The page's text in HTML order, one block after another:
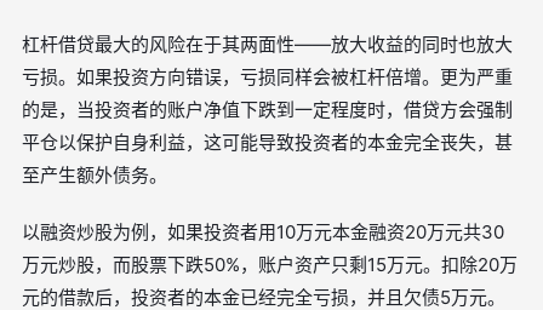
杠杆借贷最大的风险在于其两面性——放大收益的同时也放大
亏损。如果投资方向错误，亏损同样会被杠杆倍增。更为严重
的是，当投资者的账户净值下跌到一定程度时，借贷方会强制
平仓以保护自身利益，这可能导致投资者的本金完全丧失，甚
至产生额外债务。
以融资炒股为例，如果投资者用10万元本金融资20万元共30
万元炒股，而股票下跌50%，账户资产只剩15万元。扣除20万
元的借款后，投资者的本金已经完全亏损，并且欠债5万元。